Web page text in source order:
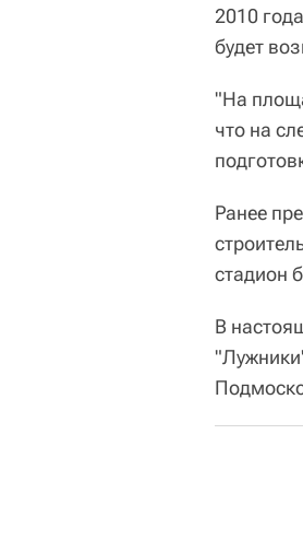
2010
будет
"На
что на
Ранее
стадион
В